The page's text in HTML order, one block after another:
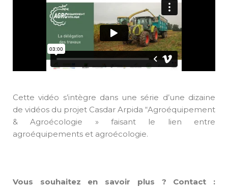
Cette vidéo s’intègre dans une série d’une dizaine
de vidéos du projet Casdar Arpida “Agroéquipement
& Agroécologie » faisant le lien entre
agroéquipements et agroécologie.
Vous souhaitez en savoir plus ? Contact :